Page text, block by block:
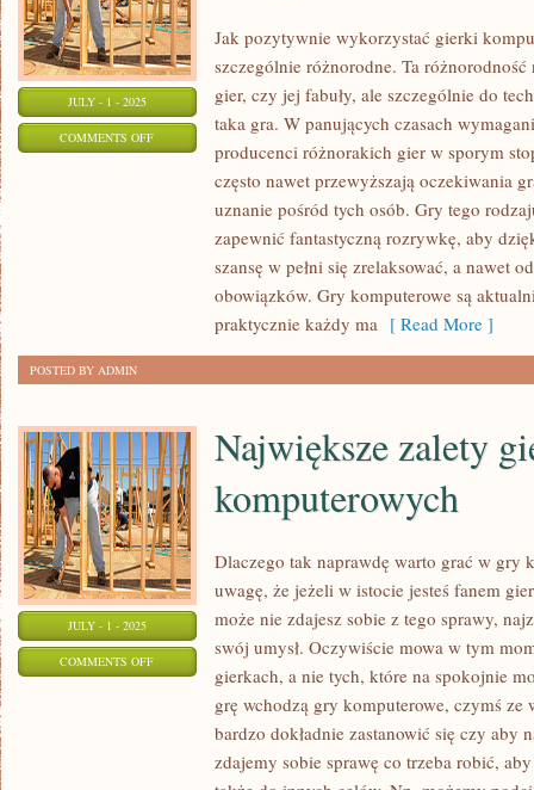
JULY - 1 - 2025
COMMENTS OFFON
KOMPUTEROWE?
Jak pozytywnie wykorzystać gierki
szczególnie różnorodne. Ta
gier, czy jej fabuły, ale szczególnie do
taka gra. W panujących czasach
producenci różnorakich gier w sporym
często nawet przewyższają oczekiwania
uznanie pośród tych osób. Gry tego
zapewnić fantastyczną rozrywkę, aby
szansę w pełni się zrelaksować, a nawet
obowiązków. Gry komputerowe są
praktycznie każdy ma [ Read More ]
POSTED BY ADMIN
JULY - 1 - 2025
COMMENTS OFFON
NAJWIĘKSZE
Największe zalety
komputerowych
Dlaczego tak naprawdę warto grać w gry
uwagę, że jeżeli w istocie jesteś fanem
może nie zdajesz sobie z tego sprawy,
swój umysł. Oczywiście mowa w tym
gierkach, a nie tych, które na spokojnie
grę wchodzą gry komputerowe, czymś
bardzo dokładnie zastanowić się czy aby
zdajemy sobie sprawę co trzeba robić,